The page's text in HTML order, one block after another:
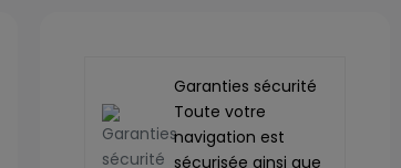
Garanties sécurité
Toute votre
navigation est
sécurisée ainsi que